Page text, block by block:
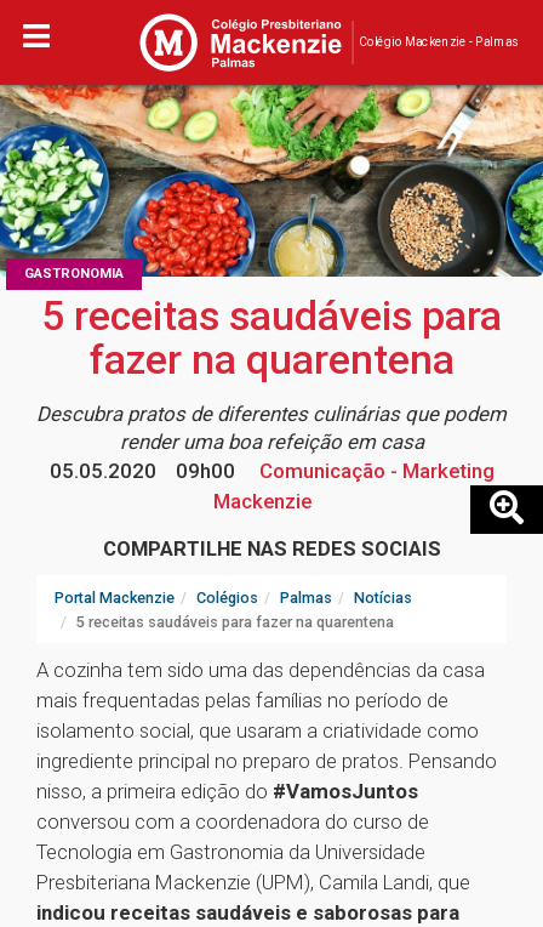
Colégio Mackenzie - Palmas
GASTRONOMIA
5 receitas saudáveis para
fazer na quarentena
Descubra pratos de diferentes culinárias que podem
render uma boa refeição em casa
05.05.2020
09h00
Comunicação - Marketing
Mackenzie
COMPARTILHE NAS REDES SOCIAIS
Portal Mackenzie Colégios Palmas
Notícias
5 receitas saudáveis para fazer na quarentena
A cozinha tem sido uma das dependências da casa
mais frequentadas pelas famílias no período de
isolamento social, que usaram a criatividade como
ingrediente principal no preparo de pratos. Pensando
nisso, a primeira edição do #VamosJuntos
conversou com a coordenadora do curso de
Tecnologia em Gastronomia da Universidade
Presbiteriana Mackenzie (UPM), Camila Landi, que
indicou receitas saudáveis e saborosas para